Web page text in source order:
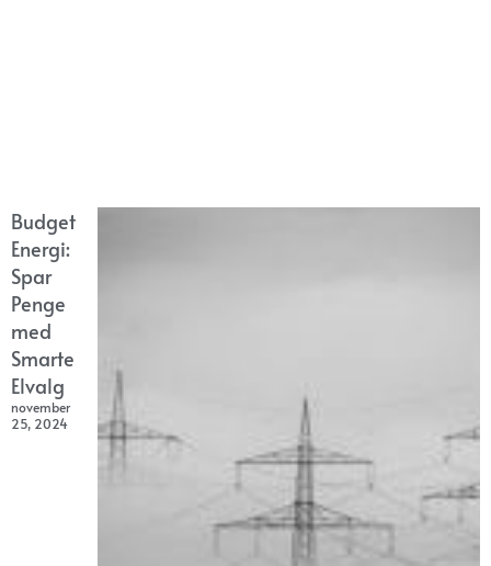
Budget
Energi:
Spar
Penge
med
Smarte
Elvalg
november
25, 2024